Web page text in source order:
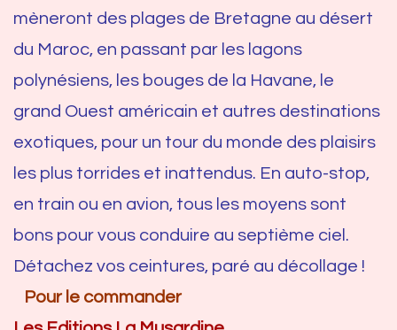
mèneront des plages de Bretagne au désert
du Maroc, en passant par les lagons
polynésiens, les bouges de la Havane, le
grand Ouest américain et autres destinations
exotiques, pour un tour du monde des plaisirs
les plus torrides et inattendus. En auto-stop,
en train ou en avion, tous les moyens sont
bons pour vous conduire au septième ciel.
Détachez vos ceintures, paré au décollage !
Pour le commander